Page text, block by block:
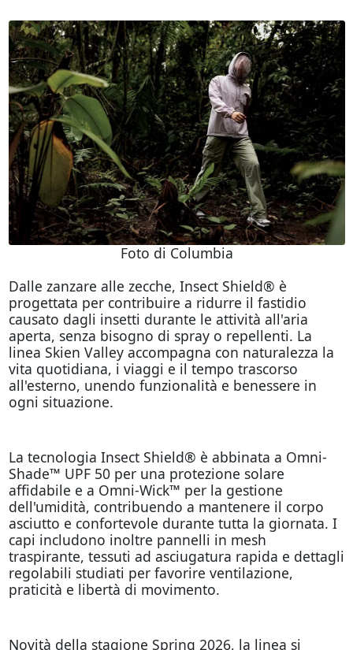
Foto di Columbia
Dalle zanzare alle zecche, Insect Shield® è
progettata per contribuire a ridurre il fastidio
causato dagli insetti durante le attività all'aria
aperta, senza bisogno di spray o repellenti. La
linea Skien Valley accompagna con naturalezza la
vita quotidiana, i viaggi e il tempo trascorso
all'esterno, unendo funzionalità e benessere in
ogni situazione.
La tecnologia Insect Shield® è abbinata a Omni-
Shade™ UPF 50 per una protezione solare
affidabile e a Omni-Wick™ per la gestione
dell'umidità, contribuendo a mantenere il corpo
asciutto e confortevole durante tutta la giornata. I
capi includono inoltre pannelli in mesh
traspirante, tessuti ad asciugatura rapida e dettagli
regolabili studiati per favorire ventilazione,
praticità e libertà di movimento.
Novità della stagione Spring 2026, la linea si